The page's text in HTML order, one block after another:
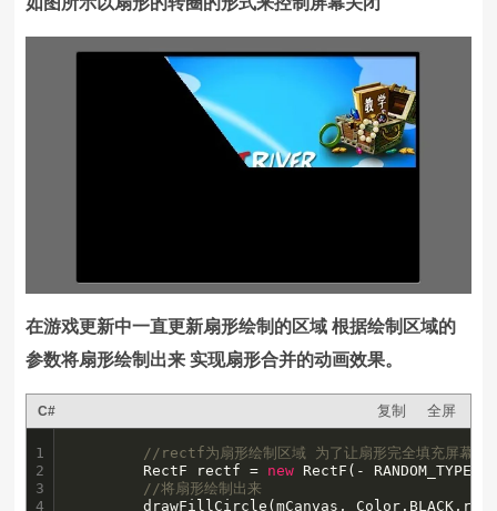
在游戏更新中一直更新扇形绘制的区域 根据绘制区域的
参数将扇形绘制出来 实现扇形合并的动画效果。
C# 复制 全屏
1
2
3
4
//rectf为扇形绘制区域 为了让扇形完全填充屏幕所
		RectF rectf =
new RectF(-
//将扇形绘制出来
drawFillCircle(mCanvas,